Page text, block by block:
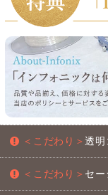
＜こだわり＞透明
＜こだわり＞ セー